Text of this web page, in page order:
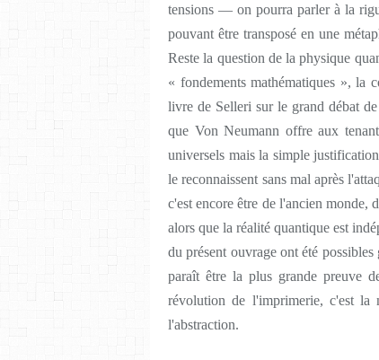
tensions — on pourra parler à la
pouvant être transposé en une
Reste la question de la physique
« fondements mathématiques », la
livre de Selleri sur le grand débat
que Von Neumann offre aux
universels mais la simple
le reconnaissent sans mal après
c'est encore être de l'ancien monde,
alors que la réalité quantique est
du présent ouvrage ont été
paraît être la plus grande preuve
révolution de l'imprimerie, c'est la
l'abstraction.